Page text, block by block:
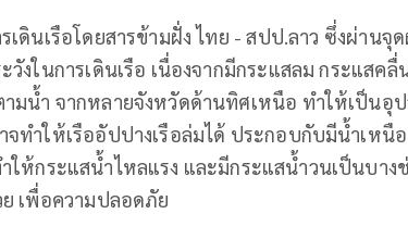
เดินเรือโดยสารข้ามฝั่ง ไทย - สปป.ลาว ซึ่งผ่าน
วังในการเดินเรือ เนื่องจากมีกระแสลม กระแส
มน้ำ จากหลายจังหวัดด้านทิศเหนือ ทำให้เป็นอุป
จทำให้เรืออัปปางเรือล่มได้ ประกอบกับมีน้ำเหนื
ำให้กระแสน้ำไหลแรง และมีกระแสน้ำวนเป็นบาง
เพื่อความปลอดภัย